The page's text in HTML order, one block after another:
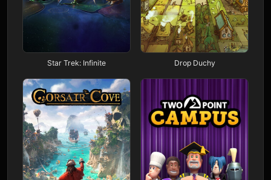
Star Trek: Infinite Drop Duchy